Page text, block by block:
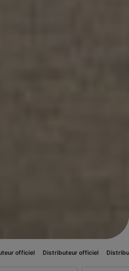
Distributeur officiel Distributeur officiel